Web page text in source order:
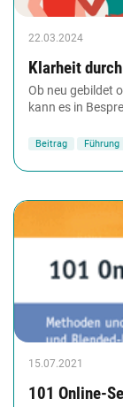
22.03.2024
Klarheit
Ob neu gebildet
kann es in
Beitrag Führung
15.07.2021
101 Online-